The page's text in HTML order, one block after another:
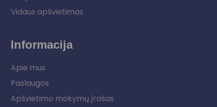
Vidaus apšvietimas
Informacija
Apie mus
Paslaugos
Apšvietimo mokymų įrašas